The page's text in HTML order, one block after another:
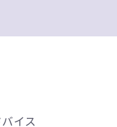
イス